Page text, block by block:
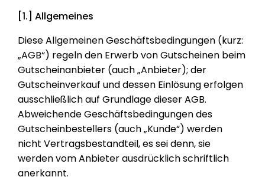
[1.] Allgemeines
Diese Allgemeinen Geschäftsbedingungen (kurz:
„AGB“) regeln den Erwerb von Gutscheinen beim
Gutscheinanbieter (auch „Anbieter); der
Gutscheinverkauf und dessen Einlösung erfolgen
ausschließlich auf Grundlage dieser AGB.
Abweichende Geschäftsbedingungen des
Gutscheinbestellers (auch „Kunde“) werden
nicht Vertragsbestandteil, es sei denn, sie
werden vom Anbieter ausdrücklich schriftlich
anerkannt.